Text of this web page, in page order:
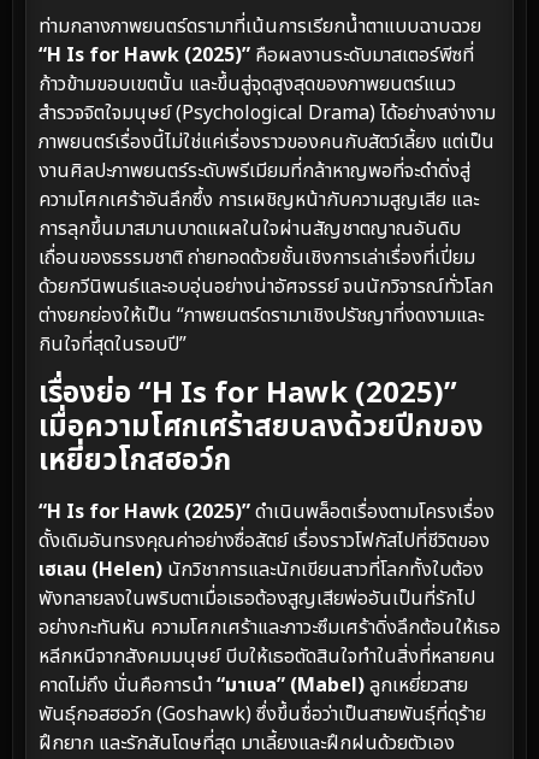
ท่ามกลางภาพยนตร์ดรามาที่เน้นการเรียกน้ำตาแบบฉาบฉวย
“H Is for Hawk (2025)” คือผลงานระดับมาสเตอร์พีซที่
ก้าวข้ามขอบเขตนั้น และขึ้นสู่จุดสูงสุดของภาพยนตร์แนว
สำรวจจิตใจมนุษย์ (Psychological Drama) ได้อย่างสง่างาม
ภาพยนตร์เรื่องนี้ไม่ใช่แค่เรื่องราวของคนกับสัตว์เลี้ยง แต่เป็น
งานศิลปะภาพยนตร์ระดับพรีเมียมที่กล้าหาญพอที่จะดำดิ่งสู่
ความโศกเศร้าอันลึกซึ้ง การเผชิญหน้ากับความสูญเสีย และ
การลุกขึ้นมาสมานบาดแผลในใจผ่านสัญชาตญาณอันดิบ
เถื่อนของธรรมชาติ ถ่ายทอดด้วยชั้นเชิงการเล่าเรื่องที่เปี่ยม
ด้วยกวีนิพนธ์และอบอุ่นอย่างน่าอัศจรรย์ จนนักวิจารณ์ทั่วโลก
ต่างยกย่องให้เป็น “ภาพยนตร์ดรามาเชิงปรัชญาที่งดงามและ
กินใจที่สุดในรอบปี”
เรื่องย่อ “H Is for Hawk (2025)”
เมื่อความโศกเศร้าสยบลงด้วยปีกของ
เหยี่ยวโกสฮอว์ก
“H Is for Hawk (2025)”ดำเนินพล็อตเรื่องตามโครงเรื่อง
ดั้งเดิมอันทรงคุณค่าอย่างซื่อสัตย์ เรื่องราวโฟกัสไปที่ชีวิตของ
เฮเลน (Helen) นักวิชาการและนักเขียนสาวที่โลกทั้งใบต้อง
พังทลายลงในพริบตาเมื่อเธอต้องสูญเสียพ่ออันเป็นที่รักไป
อย่างกะทันหัน ความโศกเศร้าและภาวะซึมเศร้าดิ่งลึกต้อนให้เธอ
หลีกหนีจากสังคมมนุษย์ บีบให้เธอตัดสินใจทำในสิ่งที่หลายคน
คาดไม่ถึง นั่นคือการนำ“มาเบล” (Mabel)ลูกเหยี่ยวสาย
พันธุ์กอสฮอว์ก (Goshawk) ซึ่งขึ้นชื่อว่าเป็นสายพันธุ์ที่ดุร้าย
ฝึกยาก และรักสันโดษที่สุด มาเลี้ยงและฝึกฝนด้วยตัวเอง